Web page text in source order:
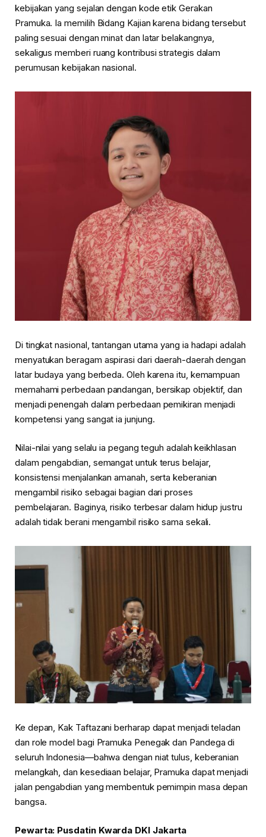
kebijakan yang sejalan dengan kode etik Gerakan
Pramuka. Ia memilih Bidang Kajian karena bidang tersebut
paling sesuai dengan minat dan latar belakangnya,
sekaligus memberi ruang kontribusi strategis dalam
perumusan kebijakan nasional.
Di tingkat nasional, tantangan utama yang ia hadapi adalah
menyatukan beragam aspirasi dari daerah-daerah dengan
latar budaya yang berbeda. Oleh karena itu, kemampuan
memahami perbedaan pandangan, bersikap objektif, dan
menjadi penengah dalam perbedaan pemikiran menjadi
kompetensi yang sangat ia junjung.
Nilai-nilai yang selalu ia pegang teguh adalah keikhlasan
dalam pengabdian, semangat untuk terus belajar,
konsistensi menjalankan amanah, serta keberanian
mengambil risiko sebagai bagian dari proses
pembelajaran. Baginya, risiko terbesar dalam hidup justru
adalah tidak berani mengambil risiko sama sekali.
Ke depan, Kak Taftazani berharap dapat menjadi teladan
dan role model bagi Pramuka Penegak dan Pandega di
seluruh Indonesia—bahwa dengan niat tulus, keberanian
melangkah, dan kesediaan belajar, Pramuka dapat menjadi
jalan pengabdian yang membentuk pemimpin masa depan
bangsa.
Pewarta: Pusdatin Kwarda DKI Jakarta